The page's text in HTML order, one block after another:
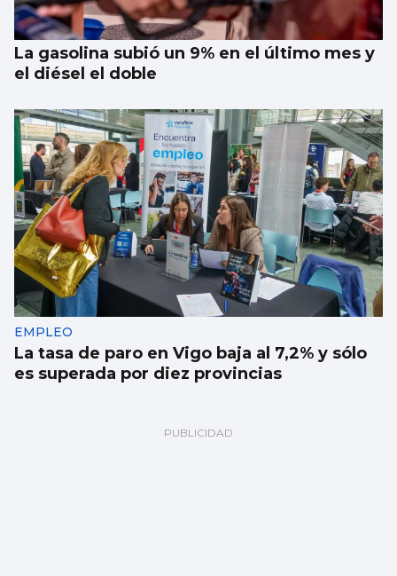
La gasolina subió un 9% en el último mes y
el diésel el doble
EMPLEO
La tasa de paro en Vigo baja al 7,2% y sólo
es superada por diez provincias